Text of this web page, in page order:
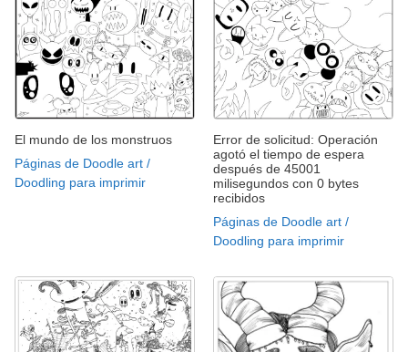
El mundo de los monstruos
Páginas de Doodle art /
Doodling para imprimir
Error de solicitud: Operación
agotó el tiempo de espera
después de 45001
milisegundos con 0 bytes
recibidos
Páginas de Doodle art /
Doodling para imprimir